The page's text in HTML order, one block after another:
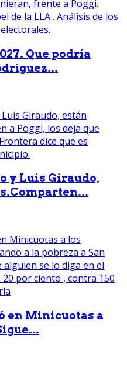
Que podría
y Luis Giraudo,
en Minicuotas a